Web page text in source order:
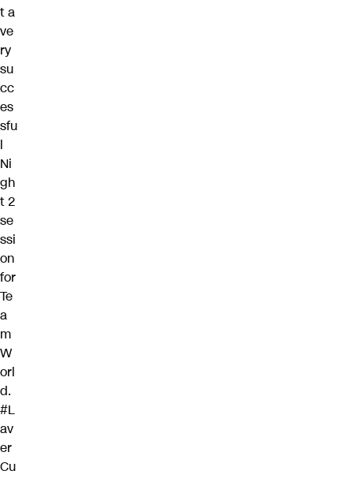
t a
ve
ry
su
cc
es
sfu
l
Ni
gh
t 2
se
ssi
on
for
Te
a
m
W
orl
d.
#L
av
er
Cu